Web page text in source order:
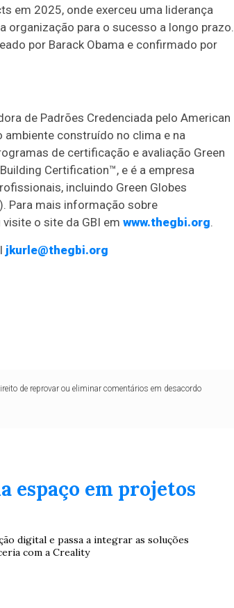
em 2025, onde exerceu uma liderança
organização para o sucesso a longo prazo.
por Barack Obama e confirmado por
de Padrões Credenciada pelo American
construído no clima e na
de certificação e avaliação Green
Certification™, e é a empresa
incluindo Green Globes
Para mais informação sobre
visite o site da GBI em www.thegbi.org.
jkurle@thegbi.org
de reprovar ou eliminar comentários em desacordo
espaço em projetos
digital e passa a integrar as soluções
com a Creality